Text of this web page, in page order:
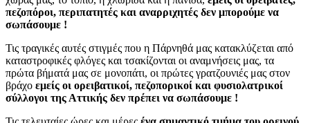
πεζοπόροι, περιπατητές και αναρριχητές δεν μπορούμε να
σωπάσουμε !
Τις τραγικές αυτές στιγμές που η Πάρνηθά μας κατακλύζεται από
καταστροφικές φλόγες και τσακίζονται οι αναμνήσεις μας, τα
πρώτα βήματά μας σε μονοπάτι, οι πρώτες γρατζουνιές μας στον
βράχο εμείς οι ορειβατικοί, πεζοπορικοί και φυσιολατρικοί
σύλλογοι της Αττικής δεν πρέπει να σωπάσουμε !